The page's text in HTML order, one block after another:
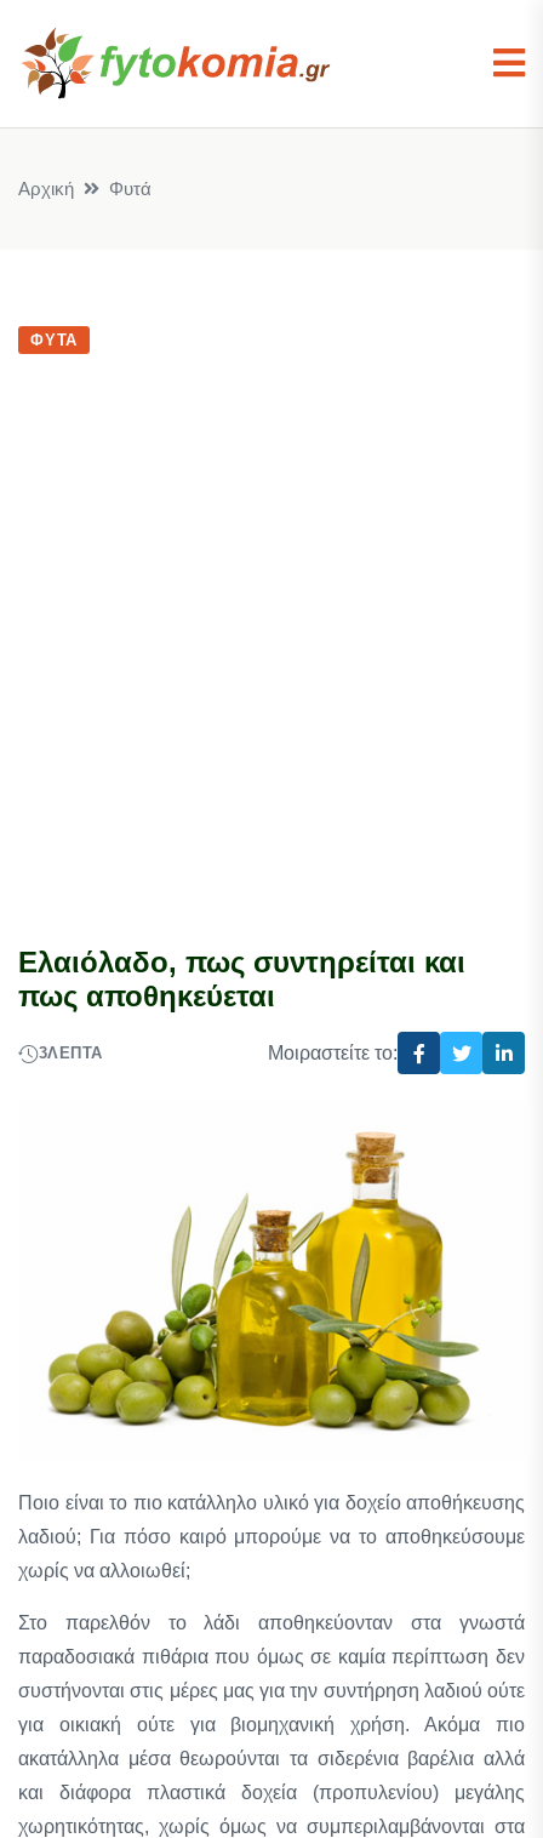
Αρχική Φυτά
ΦΥΤΆ
Ελαιόλαδο, πως συντηρείται και
πως αποθηκεύεται
3ΛΕΠΤΆ Μοιραστείτε το:
Ποιο είναι το πιο κατάλληλο υλικό για δοχείο αποθήκευσης
λαδιού; Για πόσο καιρό μπορούμε να το αποθηκεύσουμε
χωρίς να αλλοιωθεί;
Στο παρελθόν το λάδι αποθηκεύονταν στα γνωστά
παραδοσιακά πιθάρια που όμως σε καμία περίπτωση δεν
συστήνονται στις μέρες μας για την συντήρηση λαδιού ούτε
για οικιακή ούτε για βιομηχανική χρήση. Ακόμα πιο
ακατάλληλα μέσα θεωρούνται τα σιδερένια βαρέλια αλλά
και διάφορα πλαστικά δοχεία (προπυλενίου) μεγάλης
χωρητικότητας, χωρίς όμως να συμπεριλαμβάνονται στα